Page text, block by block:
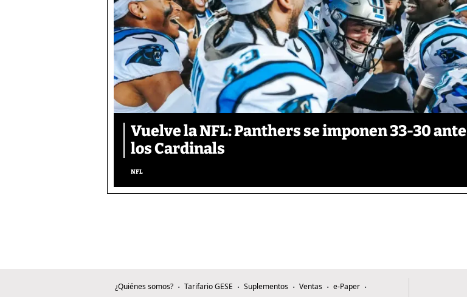
Vuelve la NFL: Panthers se imponen 33-30 ante
los Cardinals
NFL
¿Quiénes somos? Tarifario GESE Suplementos Ventas e-Paper